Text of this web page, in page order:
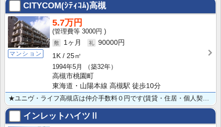
CITYCOM(ｼﾃｨｺﾑ)高槻
マンション
5.7万円
3000円
1ヶ月
90000円
1K
25㎡
1994年5月
（築32年）
高槻市桃園町
東海道・山陽本線 高槻駅 徒歩10分
★ユニヴ・ライフ高槻店は仲介手数料０円です(賃貸・住居・個人契約の場合) ★JR高槻駅徒歩10分のセ･･･
インレットハイツⅡ